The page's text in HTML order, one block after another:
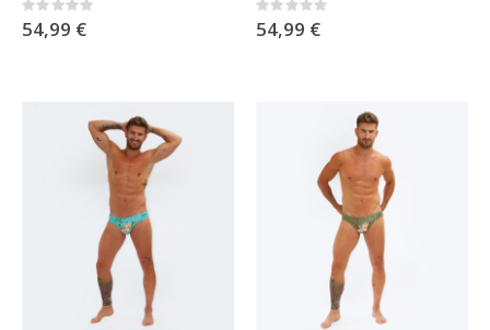
Rating:
0%
54,99 €
Rating:
0%
54,99 €